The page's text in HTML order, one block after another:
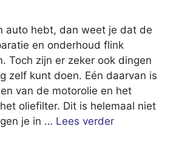
auto hebt, dan weet je dat de
en onderhoud flink
Toch zijn er zeker ook dingen
zelf kunt doen. Eén daarvan is
van de motorolie en het
oliefilter. Dit is helemaal niet
je in … Lees verder